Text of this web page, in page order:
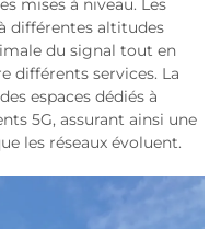
mises à niveau. Les
différentes altitudes
du signal tout en
différents services. La
espaces dédiés à
5G, assurant ainsi une
les réseaux évoluent.